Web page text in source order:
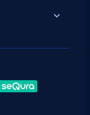
expand_more